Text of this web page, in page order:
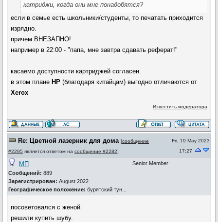
катриджи, когда они мне понадобятся?
если в семье есть школьники/студенты, то печатать приходится
изрядно.
причем ВНЕЗАПНО!
например в 22:00 - "папа, мне завтра сдавать реферат!"
касаемо доступности картриджей согласен.
в этом плане HP (благодаря китайцам) выгодно отличаются от
Xerox
Известить модератора
Re: Цветной лазерник для дома [сообщение
#2295 является ответом на сообщение #2282]
Fri, 19 May 2023
17:27
МП
Сообщений: 889
Зарегистрирован: August 2022
Географическое положение: бурятский тун...
Senior Member
посоветовался с женой.
решили купить шубу.